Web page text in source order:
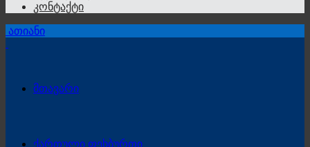
კონტაქტი
ათიანი
მთავარი
ქართული ფეხბურთი